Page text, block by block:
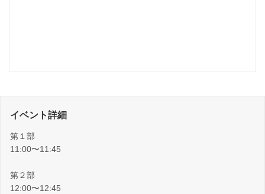
イベント詳細
第１部
11:00〜11:45
第２部
12:00〜12:45